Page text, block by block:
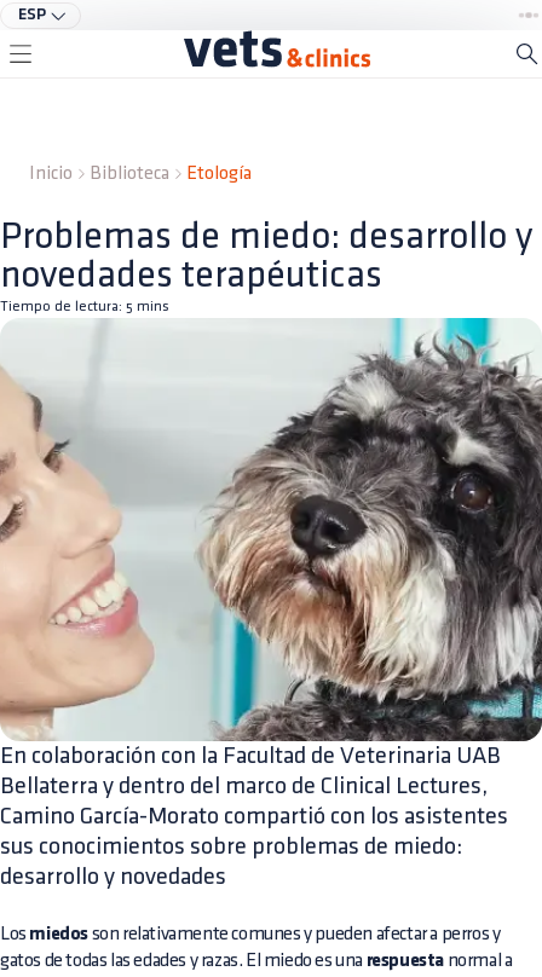
ESP
Inicio Biblioteca Etología
Problemas de miedo: desarrollo y
novedades terapéuticas
Tiempo de lectura: 5 mins
En colaboración con la Facultad de Veterinaria UAB
Bellaterra y dentro del marco de Clinical Lectures,
Camino García-Morato compartió con los asistentes
sus conocimientos sobre problemas de miedo:
desarrollo y novedades
Los miedos son relativamente comunes y pueden afectar a perros y
gatos de todas las edades y razas. El miedo es una respuesta normal a